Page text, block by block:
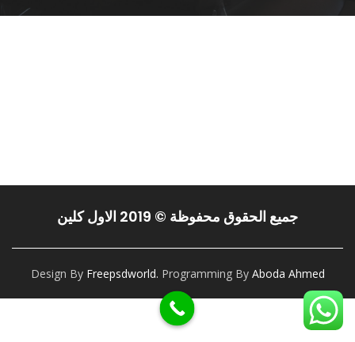
جميع الحقوق محفوظة © 2019 الاول كلين
Design By Freepsdworld. Programming By Aboda Ahmed